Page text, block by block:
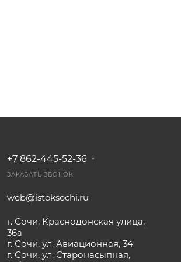
+7 862-445-52-36
ЗАКАЗАТЬ ЗВОНОК
web@istoksochi.ru
г. Сочи, Краснодонская улица,
36а
г. Сочи, ул. Авиационная, 34
г. Сочи, ул. Старонасыпная,